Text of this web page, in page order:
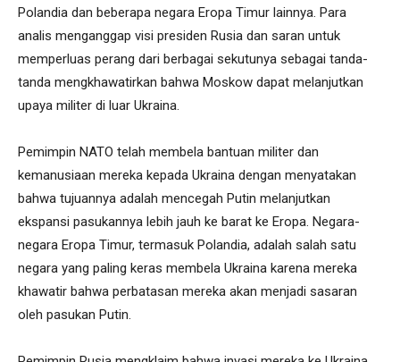
Polandia dan beberapa negara Eropa Timur lainnya. Para
analis menganggap visi presiden Rusia dan saran untuk
memperluas perang dari berbagai sekutunya sebagai tanda-
tanda mengkhawatirkan bahwa Moskow dapat melanjutkan
upaya militer di luar Ukraina.
Pemimpin NATO telah membela bantuan militer dan
kemanusiaan mereka kepada Ukraina dengan menyatakan
bahwa tujuannya adalah mencegah Putin melanjutkan
ekspansi pasukannya lebih jauh ke barat ke Eropa. Negara-
negara Eropa Timur, termasuk Polandia, adalah salah satu
negara yang paling keras membela Ukraina karena mereka
khawatir bahwa perbatasan mereka akan menjadi sasaran
oleh pasukan Putin.